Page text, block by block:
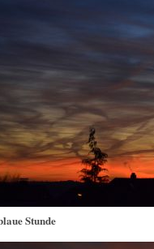
Stunde